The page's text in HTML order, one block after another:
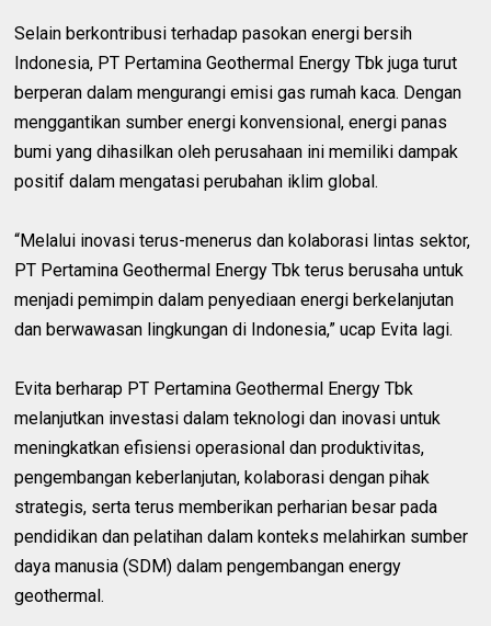
Selain berkontribusi terhadap pasokan energi bersih
Indonesia, PT Pertamina Geothermal Energy Tbk juga turut
berperan dalam mengurangi emisi gas rumah kaca. Dengan
menggantikan sumber energi konvensional, energi panas
bumi yang dihasilkan oleh perusahaan ini memiliki dampak
positif dalam mengatasi perubahan iklim global.
“Melalui inovasi terus-menerus dan kolaborasi lintas sektor,
PT Pertamina Geothermal Energy Tbk terus berusaha untuk
menjadi pemimpin dalam penyediaan energi berkelanjutan
dan berwawasan lingkungan di Indonesia,” ucap Evita lagi.
Evita berharap PT Pertamina Geothermal Energy Tbk
melanjutkan investasi dalam teknologi dan inovasi untuk
meningkatkan efisiensi operasional dan produktivitas,
pengembangan keberlanjutan, kolaborasi dengan pihak
strategis, serta terus memberikan perharian besar pada
pendidikan dan pelatihan dalam konteks melahirkan sumber
daya manusia (SDM) dalam pengembangan energy
geothermal.